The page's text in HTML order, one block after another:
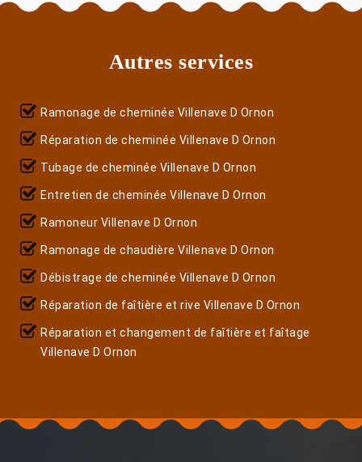
Autres services
Ramonage de cheminée Villenave D Ornon
Réparation de cheminée Villenave D Ornon
Tubage de cheminée Villenave D Ornon
Entretien de cheminée Villenave D Ornon
Ramoneur Villenave D Ornon
Ramonage de chaudière Villenave D Ornon
Débistrage de cheminée Villenave D Ornon
Réparation de faîtière et rive Villenave D Ornon
Réparation et changement de faîtière et faîtage
Villenave D Ornon